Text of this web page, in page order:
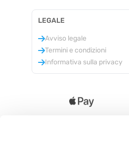
LEGALE
Avviso legale
Termini e condizioni
Informativa sulla privacy